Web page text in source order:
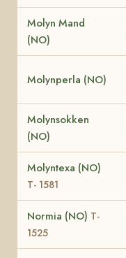
Molyn Mand
(NO)
Molynperla (NO)
Molynsokken
(NO)
Molyntexa (NO)
T- 1581
Normia (NO) T-
1525